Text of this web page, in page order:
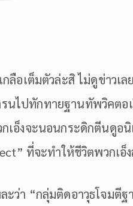
ลือเต็มตัวล่ะสิ ไม่ดูข่าว
รนไปทักทายฐานทัพวิคตอ
กเอ็งจะนอนกระดิกตีนดู
ที่จะทำให้ชีวิตพวกเอ็
ว่า “กลุ่มติดอาวุธโจมตี